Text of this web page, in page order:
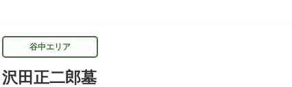
谷中エリア
沢田正二郎墓